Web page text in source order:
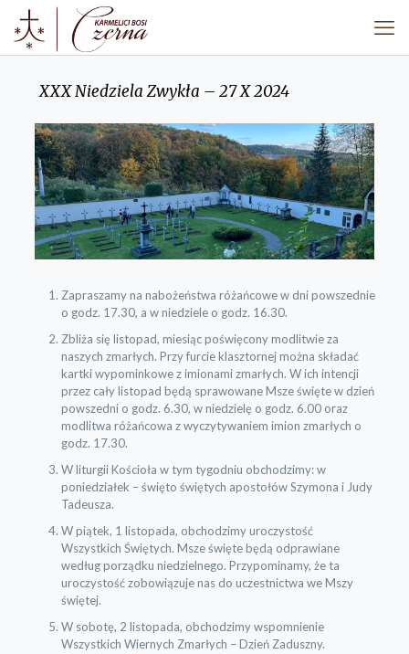
XXX Niedziela Zwykła – 27 X 2024
Zapraszamy na nabożeństwa różańcowe w dni powszednie
o godz. 17.30, a w niedziele o godz. 16.30.
Zbliża się listopad, miesiąc poświęcony modlitwie za
naszych zmarłych. Przy furcie klasztornej można składać
kartki wypominkowe z imionami zmarłych. W ich intencji
przez cały listopad będą sprawowane Msze święte w dzień
powszedni o godz. 6.30, w niedzielę o godz. 6.00 oraz
modlitwa różańcowa z wyczytywaniem imion zmarłych o
godz. 17.30.
W liturgii Kościoła w tym tygodniu obchodzimy: w
poniedziałek – święto świętych apostołów Szymona i Judy
Tadeusza.
W piątek, 1 listopada, obchodzimy uroczystość
Wszystkich Świętych. Msze święte będą odprawiane
według porządku niedzielnego. Przypominamy, że ta
uroczystość zobowiązuje nas do uczestnictwa we Mszy
świętej.
W sobotę, 2 listopada, obchodzimy wspomnienie
Wszystkich Wiernych Zmarłych – Dzień Zaduszny.